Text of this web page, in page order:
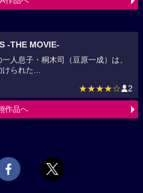
-THE MOVIE-
人息子・桐木司（豆原一成）は、
けられた...
★★★★☆ 2
作品へ